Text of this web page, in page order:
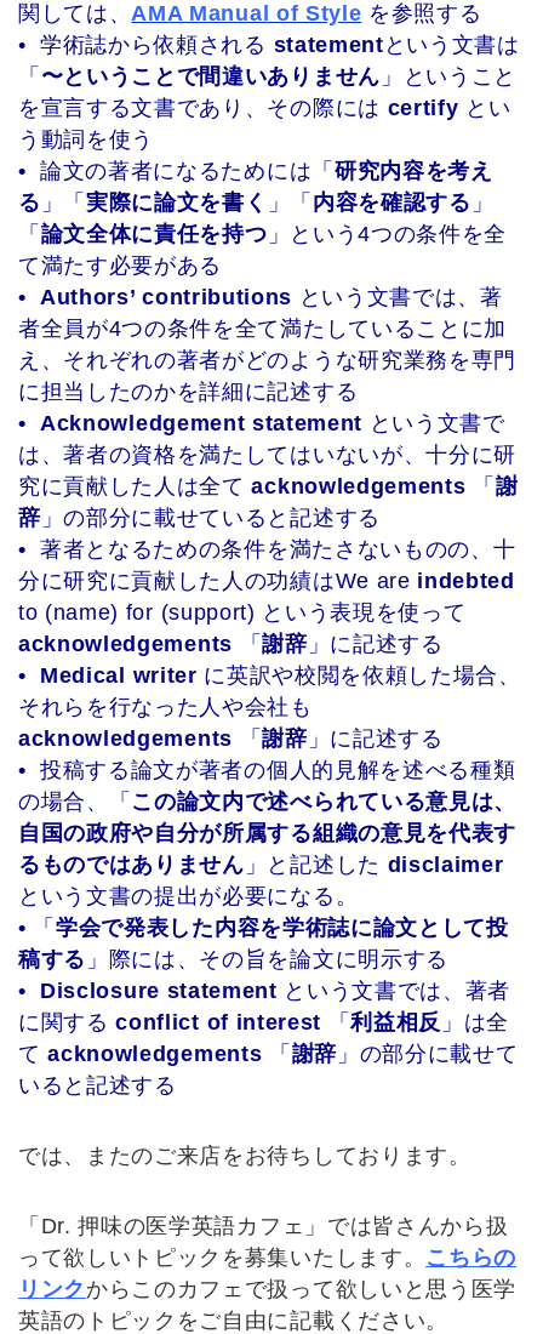
関しては、 AMA Manual of Style を参照する
• 学術誌から依頼される statement という文書は
「 〜ということで間違いありません 」ということ
を宣言する文書であり、その際には certify とい
う動詞を使う
• 論文の著者になるためには「 研究内容を考え
る 」「実際に論文を書く 」「 内容を確認する 」
「 論文全体に責任を持つ 」という4つの条件を全
て満たす必要がある
•
Authors’ contributions という文書では、著
者全員が4つの条件を全て満たしていることに加
え、それぞれの著者がどのような研究業務を専門
に担当したのかを詳細に記述する
•
Acknowledgement statement という文書で
は、著者の資格を満たしてはいないが、十分に研
究に貢献した人は全てacknowledgements 「 謝
辞 」の部分に載せていると記述する
• 著者となるための条件を満たさないものの、十
分に研究に貢献した人の功績はWe are indebted
to (name) for (support) という表現を使って
acknowledgements 「謝辞 」に記述する
•
Medical writer に英訳や校閲を依頼した場合、
それらを行なった人や会社も
acknowledgements 「謝辞 」に記述する
• 投稿する論文が著者の個人的見解を述べる種類
の場合、「 この論文内で述べられている意見は、
自国の政府や自分が所属する組織の意見を代表す
るものではありません 」と記述した disclaimer
という文書の提出が必要になる。
• 「学会で発表した内容を学術誌に論文として投
稿する 」際には、その旨を論文に明示する
•
Disclosure statement という文書では、著者
に関するconflict of interest 「利益相反 」は全
てacknowledgements 「 謝辞 」の部分に載せて
いると記述する
では、またのご来店をお待ちしております。
「Dr. 押味の医学英語カフェ」では皆さんから扱
って欲しいトピックを募集いたします。 こちらの
リンク からこのカフェで扱って欲しいと思う医学
英語のトピックをご自由に記載ください。